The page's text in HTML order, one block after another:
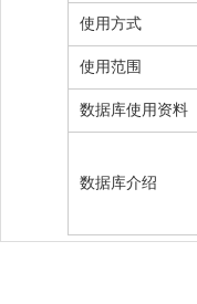
使用方式
使用范围
数据库使用资料
数据库介绍